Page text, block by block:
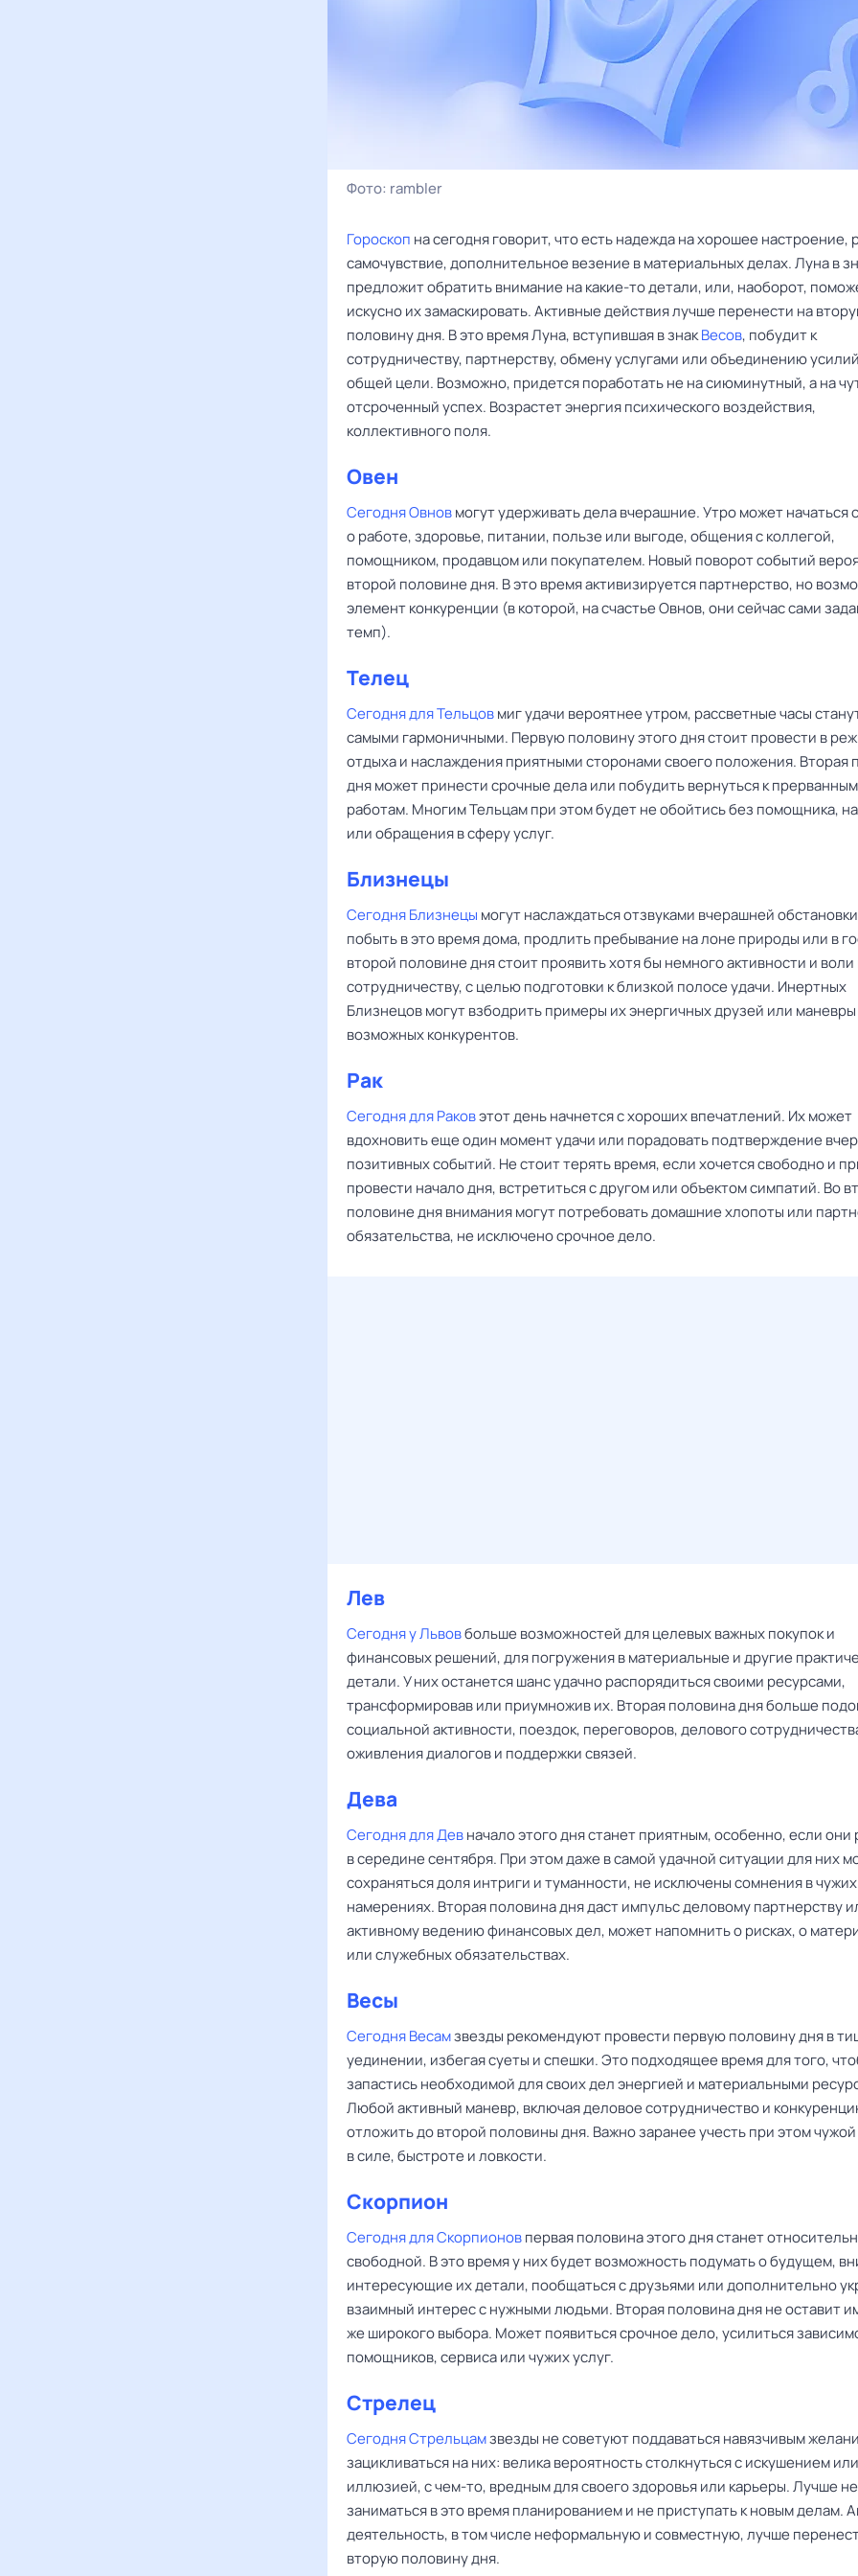
Фото: rambler
Гороскоп на сегодня говорит, что есть надежда на хорошее настроение,
самочувствие, дополнительное везение в материальных делах. Луна в
предложит обратить внимание на какие-то детали, или, наоборот,
искусно их замаскировать. Активные действия лучше перенести на
половину дня. В это время Луна, вступившая в знакВесов, побудит к
сотрудничеству, партнерству, обмену услугами или объединению
общей цели. Возможно, придется поработать не на сиюминутный, а на
отсроченный успех. Возрастет энергия психического воздействия,
коллективного поля.
Овен
Сегодня Овновмогут удерживать дела вчерашние. Утро может начаться
о работе, здоровье, питании, пользе или выгоде, общения с коллегой,
помощником, продавцом или покупателем. Новый поворот событий
второй половине дня. В это время активизируется партнерство, но
элемент конкуренции (в которой, на счастье Овнов, они сейчас сами
темп).
Телец
Сегодня для Тельцовмиг удачи вероятнее утром, рассветные часы
самыми гармоничными. Первую половину этого дня стоит провести в
отдыха и наслаждения приятными сторонами своего положения. Вторая
дня может принести срочные дела или побудить вернуться к прерванным
работам. Многим Тельцам при этом будет не обойтись без помощника,
или обращения в сферу услуг.
Близнецы
Сегодня Близнецы могут наслаждаться отзвуками вчерашней
побыть в это время дома, продлить пребывание на лоне природы или в
второй половине дня стоит проявить хотя бы немного активности и воли
сотрудничеству, с целью подготовки к близкой полосе удачи. Инертных
Близнецов могут взбодрить примеры их энергичных друзей или маневры
возможных конкурентов.
Рак
Сегодня для Раковэтот день начнется с хороших впечатлений. Их может
вдохновить еще один момент удачи или порадовать подтверждение
позитивных событий. Не стоит терять время, если хочется свободно и
провести начало дня, встретиться с другом или объектом симпатий. Во
половине дня внимания могут потребовать домашние хлопоты или
обязательства, не исключено срочное дело.
Лев
Сегодня у Львовбольше возможностей для целевых важных покупок и
финансовых решений, для погружения в материальные и другие
детали. У них останется шанс удачно распорядиться своими ресурсами,
трансформировав или приумножив их. Вторая половина дня больше
социальной активности, поездок, переговоров, делового
оживления диалогов и поддержки связей.
Дева
Сегодня для Девначало этого дня станет приятным, особенно, если
в середине сентября. При этом даже в самой удачной ситуации для них
сохраняться доля интриги и туманности, не исключены сомнения в чужих
намерениях. Вторая половина дня даст импульс деловому партнерству
активному ведению финансовых дел, может напомнить о рисках, о
или служебных обязательствах.
Весы
Сегодня Весамзвезды рекомендуют провести первую половину дня в
уединении, избегая суеты и спешки. Это подходящее время для того,
запастись необходимой для своих дел энергией и материальными
Любой активный маневр, включая деловое сотрудничество и
отложить до второй половины дня. Важно заранее учесть при этом
в силе, быстроте и ловкости.
Скорпион
Сегодня для Скорпионовпервая половина этого дня станет
свободной. В это время у них будет возможность подумать о будущем,
интересующие их детали, пообщаться с друзьями или дополнительно
взаимный интерес с нужными людьми. Вторая половина дня не оставит
же широкого выбора. Может появиться срочное дело, усилиться
помощников, сервиса или чужих услуг.
Стрелец
Сегодня Стрельцамзвезды не советуют поддаваться навязчивым
зацикливаться на них: велика вероятность столкнуться с искушением или
иллюзией, с чем-то, вредным для своего здоровья или карьеры. Лучше не
заниматься в это время планированием и не приступать к новым делам.
деятельность, в том числе неформальную и совместную, лучше
вторую половину дня.